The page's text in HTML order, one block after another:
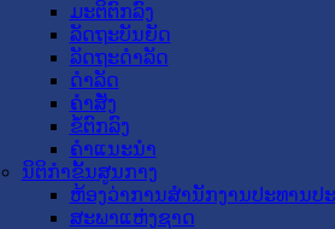
ມະຕິຕົກລົງ
ລັດຖະບັນຍັດ
ລັດຖະດໍາລັດ
ດໍາລັດ
ຄໍາສັ່ງ
ຂໍ້ຕົກລົງ
ຄໍາແນະນໍາ
ນິຕິກຳຂັ້ນສູນກາງ
ຫ້ອງວ່າການສໍານັກງານປະທານປ
ສະພາແຫ່ງຊາດ